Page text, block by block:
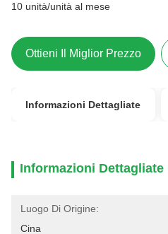
10 unità/unità al mese
Ottieni Il Miglior Prezzo
Informazioni Dettagliate
Informazioni Dettagliate
Luogo Di Origine:
Cina